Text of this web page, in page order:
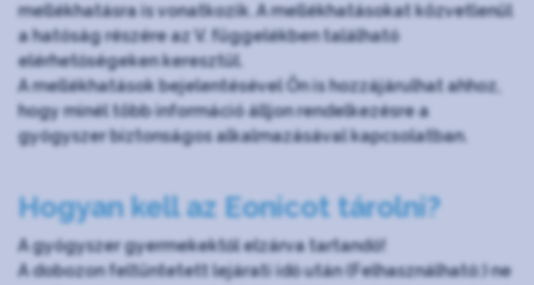
mellékhatásra is vonatkozik. A mellékhatásokat közvetlenül
a hatóság részére az V. függelékben található
elérhetőségeken keresztül.
A mellékhatások bejelentésével Ön is hozzájárulhat ahhoz,
hogy minél több információ álljon rendelkezésre a
gyógyszer biztonságos alkalmazásával kapcsolatban.
Hogyan kell az Eonicot tárolni?
A gyógyszer gyermekektől elzárva tartandó!
A dobozon feltüntetett lejárati idő után (Felhasználható:) ne